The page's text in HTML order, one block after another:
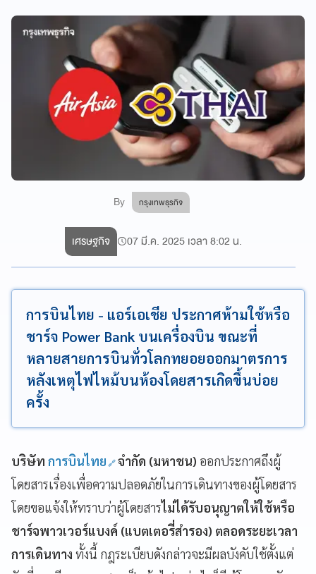
By กรุงเทพธุรกิจ
เศรษฐกิจ 07 มี.ค. 2025 เวลา 8:02 น.
การบินไทย - แอร์เอเชีย ประกาศห้ามใช้หรือ
ชาร์จ Power Bank บนเครื่องบิน ขณะที่
หลายสายการบินทั่วโลกทยอยออกมาตรการ
หลังเหตุไฟไหม้บนห้องโดยสารเกิดขึ้นบ่อย
ครั้ง
บริษัท การบินไทย จำกัด (มหาชน) ออกประกาศถึงผู้
โดยสารเรื่องเพื่อความปลอดภัยในการเดินทางของผู้โดยสาร
โดยขอแจ้งให้ทราบว่าผู้โดยสารไม่ได้รับอนุญาตให้ใช้หรือ
ชาร์จพาวเวอร์แบงค์ (แบตเตอรี่สำรอง) ตลอดระยะเวลา
การเดินทาง ทั้งนี้ กฎระเบียบดังกล่าวจะมีผลบังคับใช้ตั้งแต่